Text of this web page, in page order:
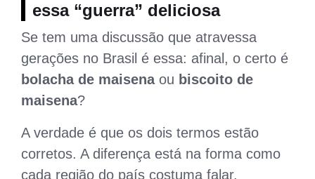
essa “guerra” deliciosa
Se tem uma discussão que atravessa
gerações no Brasil é essa: afinal, o certo é
bolacha de maisenaou biscoito de
maisena?
A verdade é que os dois termos estão
corretos. A diferença está na forma como
cada região do país costuma falar.